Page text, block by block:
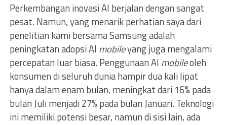
Perkembangan inovasi AI berjalan dengan sangat
pesat. Namun, yang menarik perhatian saya dari
penelitian kami bersama Samsung adalah
peningkatan adopsi AI mobileyang juga mengalami
percepatan luar biasa. Penggunaan AI mobileoleh
konsumen di seluruh dunia hampir dua kali lipat
hanya dalam enam bulan, meningkat dari 16% pada
bulan Juli menjadi 27% pada bulan Januari. Teknologi
ini memiliki potensi besar, namun di sisi lain, ada